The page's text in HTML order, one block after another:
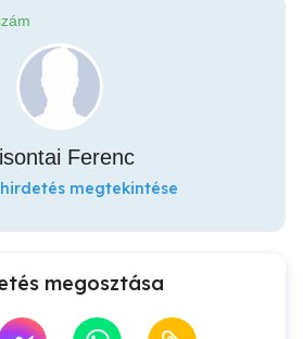
Ferenc
hirdetés megtekintése
megosztása